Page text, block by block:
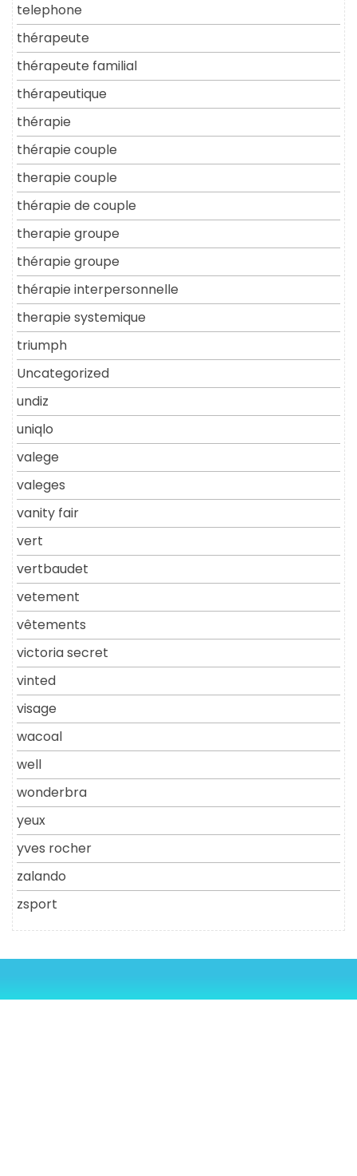
telephone
thérapeute
thérapeute familial
thérapeutique
thérapie
thérapie couple
therapie couple
thérapie de couple
therapie groupe
thérapie groupe
thérapie interpersonnelle
therapie systemique
triumph
Uncategorized
undiz
uniqlo
valege
valeges
vanity fair
vert
vertbaudet
vetement
vêtements
victoria secret
vinted
visage
wacoal
well
wonderbra
yeux
yves rocher
zalando
zsport